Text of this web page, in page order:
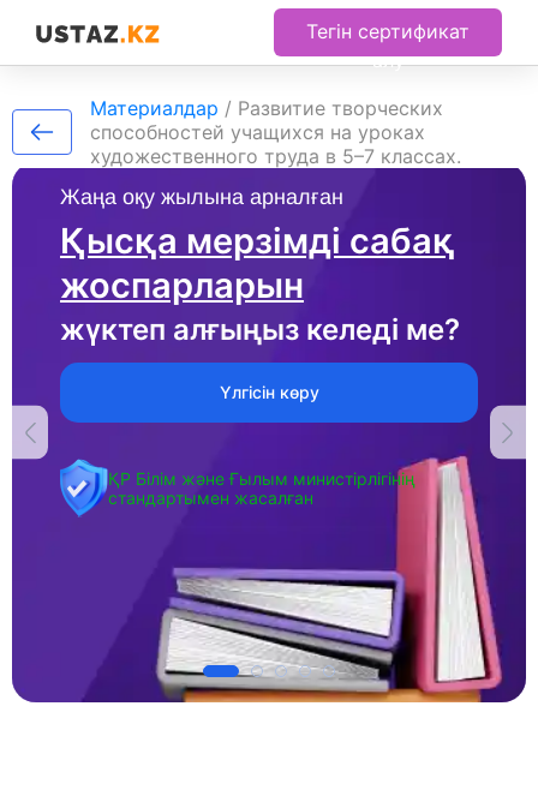
Тегін сертификат
алу
Жаңа оқу жылына арналған
Қысқа мерзімді сабақ
жоспарларын
жүктеп алғыңыз келеді ме?
Үлгісін көру
ҚР Білім және Ғылым министірлігінің
стандартымен жасалған
Материалдар / Развитие творческих
способностей учащихся на уроках
художественного труда в 5–7 классах.